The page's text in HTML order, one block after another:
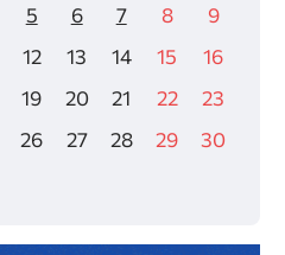
5 6 7 8
9
12 13 14 15
16
19 20 21 22
23
26 27 28 29
30